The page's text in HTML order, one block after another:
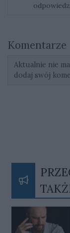
Komentarze
Aktualnie nie
dodaj swój